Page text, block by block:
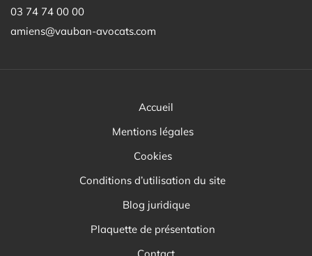
03 74 74 00 00
amiens@vauban-avocats.com
Accueil
Mentions légales
Cookies
Conditions d’utilisation du site
Blog juridique
Plaquette de présentation